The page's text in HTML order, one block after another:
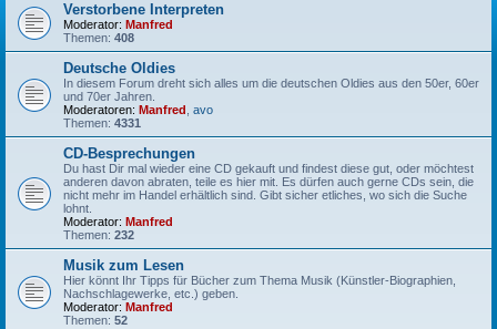
Verstorbene Interpreten
Moderator: Manfred
Themen: 408
Deutsche Oldies
In diesem Forum dreht sich alles um die deutschen Oldies aus den 50er, 60er
und 70er Jahren.
Moderatoren: Manfred avo
Themen: 4331
CD-Besprechungen
Du hast Dir mal wieder eine CD gekauft und findest diese gut, oder möchtest
anderen davon abraten, teile es hier mit. Es dürfen auch gerne CDs sein, die
nicht mehr im Handel erhältlich sind. Gibt sicher etliches, wo sich die Suche
lohnt.
Moderator: Manfred
Themen: 232
Musik zum Lesen
Hier könnt Ihr Tipps für Bücher zum Thema Musik (Künstler-Biographien,
Nachschlagewerke, etc.) geben.
Moderator: Manfred
Themen: 52